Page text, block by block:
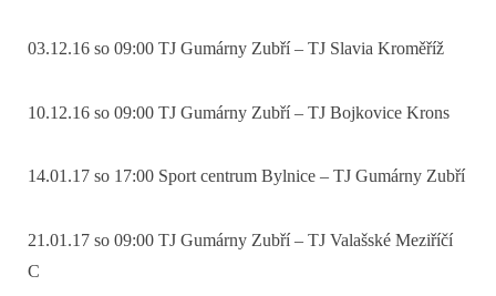
03.12.16 so 09:00 TJ Gumárny Zubří – TJ Slavia Kroměříž
10.12.16 so 09:00 TJ Gumárny Zubří – TJ Bojkovice Krons
14.01.17 so 17:00 Sport centrum Bylnice – TJ Gumárny Zubří
21.01.17 so 09:00 TJ Gumárny Zubří – TJ Valašské Meziříčí
C